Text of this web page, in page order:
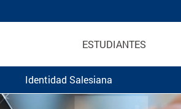
ESTUDIANTES
Identidad Salesiana
UPS